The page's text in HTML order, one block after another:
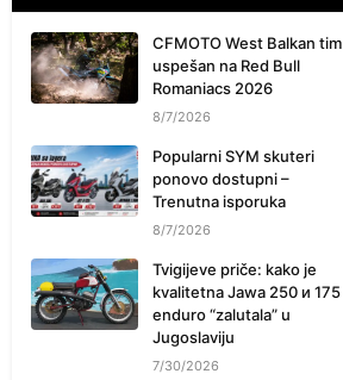
CFMOTO West Balkan tim
uspešan na Red Bull
Romaniacs 2026
8/7/2026
Popularni SYM skuteri
ponovo dostupni –
Trenutna isporuka
8/7/2026
Tvigijeve priče: kako je
kvalitetna Jawa 250 и 175
enduro “zalutala” u
Jugoslaviju
7/30/2026